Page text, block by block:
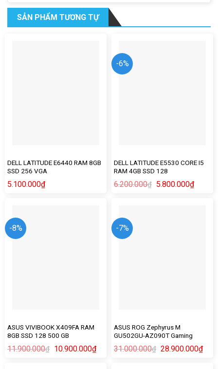
SẢN PHẨM TƯƠNG TỰ
DELL LATITUDE E6440 RAM 8GB
SSD 256 VGA
5.100.000₫
-6%
DELL LATITUDE E5530 CORE I5
RAM 4GB SSD 128
6.200.000₫ 5.800.000₫
-8%
ASUS VIVIBOOK X409FA RAM
8GB SSD 128 500 GB
11.900.000₫ 10.900.000₫
-7%
ASUS ROG Zephyrus M
GU502GU-AZ090T Gaming
31.000.000₫ 28.900.000₫